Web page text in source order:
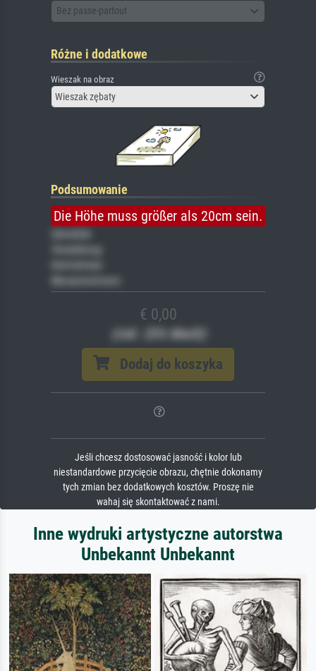
Bez passe-partout
Różne i dodatkowe
Wieszak na obraz
Wieszak zębaty
Podsumowanie
Die Höhe muss größer als 20cm sein.
Veredelung
Museumslizenz
€ 0,00
(inkl. 20% MwSt)
Dodaj do koszyka
Jeśli chcesz dostosować jasność i kolor lub
niestandardowe przycięcie obrazu, chętnie dokonamy
tych zmian bez dodatkowych kosztów. Proszę nie
wahaj się skontaktować z nami.
Inne wydruki artystyczne autorstwa
Unbekannt Unbekannt